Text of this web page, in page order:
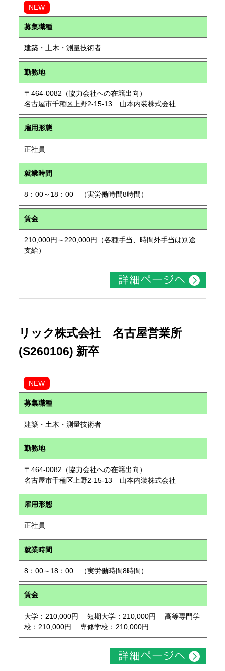
NEW
募集職種
建築・土木・測量技術者
勤務地
〒464-0082（協力会社への在籍出向）
名古屋市千種区上野2-15-13 山本内装株式会社
雇用形態
正社員
就業時間
8：00～18：00 （実労働時間8時間）
賃金
210,000円～220,000円（各種手当、時間外手当は別途
支給）
リック株式会社 名古屋営業所
(S260106) 新卒
NEW
募集職種
建築・土木・測量技術者
勤務地
〒464-0082（協力会社への在籍出向）
名古屋市千種区上野2-15-13 山本内装株式会社
雇用形態
正社員
就業時間
8：00～18：00 （実労働時間8時間）
賃金
大学：210,000円 短期大学：210,000円 高等専門学
校：210,000円 専修学校：210,000円